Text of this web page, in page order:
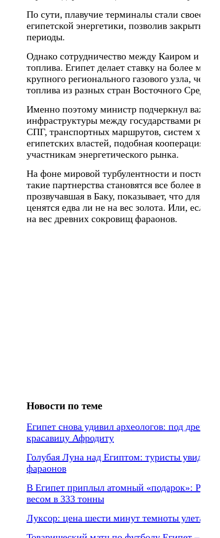
По сути, плавучие терминалы стали
египетской энергетики, позволив закрыть
периоды.
Однако сотрудничество между Каиром и
топлива. Египет делает ставку на более
крупного регионального газового узла,
топлива из разных стран Восточного
Именно поэтому министр подчеркнул
инфраструктуры между государствами
СПГ, транспортных маршрутов, систем
египетских властей, подобная кооперация
участникам энергетического рынка.
На фоне мировой турбулентности и
такие партнерства становятся все более
прозвучавшая в Баку, показывает, что для
ценятся едва ли не на вес золота. Или, если
на вес древних сокровищ фараонов.
Новости по теме
Египет снова удивил археологов: под
красавицу Афродиту
Голубая Луна над Египтом: туристы увидят
фараонов
В Египет приплыл атомный «подарок»:
весом в 333 тонны
Луксор: цена шести минут темноты улетает